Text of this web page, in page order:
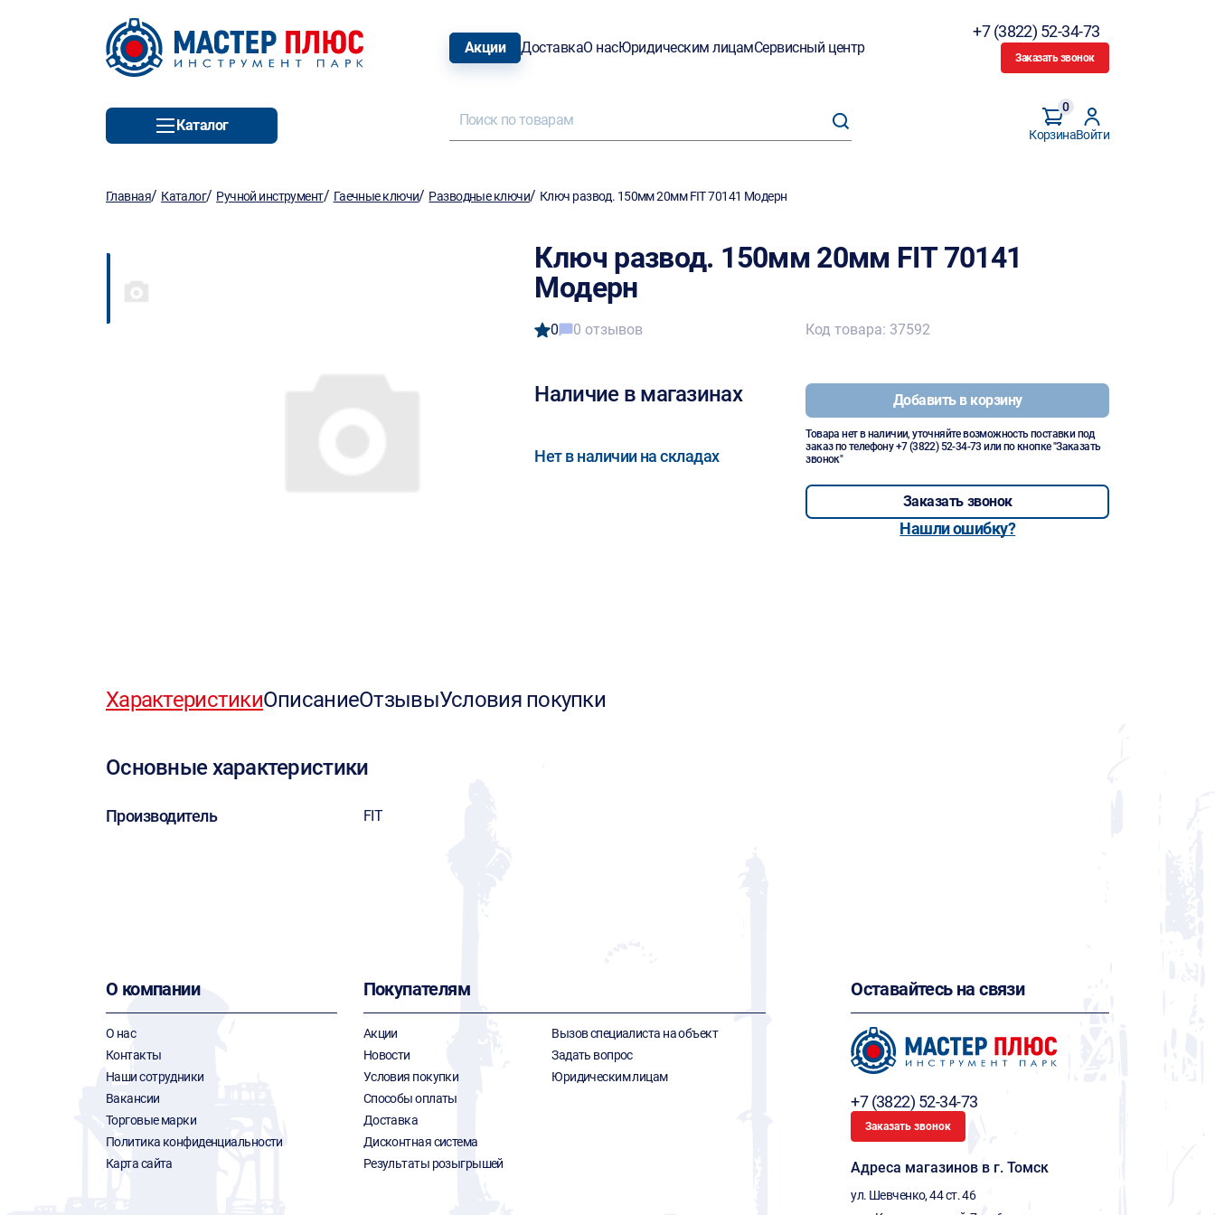
Акции ДоставкаО насЮридическим лицамСервисный центр
+7 (3822) 52-34-73
Заказать звонок
Каталог
Корзина
0
Войти
Главная/ Каталог/ Ручной инструмент/ Гаечные ключи/ Разводные ключи/ Ключ развод. 150мм 20мм FIT 70141 Модерн
Ключ развод. 150мм 20мм FIT 70141
Модерн
0 0 отзывов
Наличие в магазинах
Нет в наличии на складах
Код товара: 37592
Добавить в корзину
Товара нет в наличии, уточняйте возможность поставки под
заказ по телефону+7 (3822) 52-34-73 или по кнопке "Заказать
звонок"
Заказать звонок
Нашли ошибку?
ХарактеристикиОписаниеОтзывыУсловия покупки
Основные характеристики
Производитель FIT
О компании
О нас
Контакты
Наши сотрудники
Вакансии
Торговые марки
Политика конфиденциальности
Карта сайта
Покупателям
Акции
Новости
Условия покупки
Способы оплаты
Доставка
Дисконтная система
Результаты розыгрышей
Вызов специалиста на объект
Задать вопрос
Юридическим лицам
Оставайтесь на связи
+7 (3822) 52-34-73
Заказать звонок
Адреса магазинов в г. Томск
ул. Шевченко, 44 ст. 46